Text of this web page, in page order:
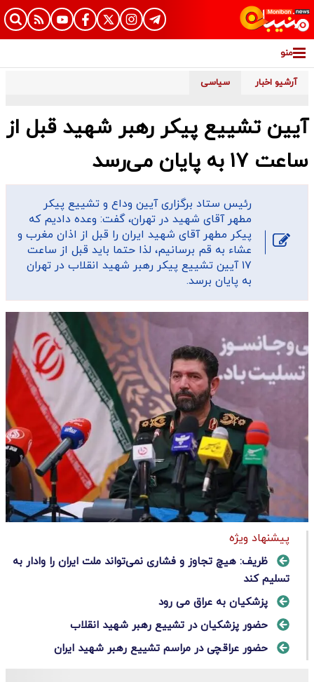
منو
آرشیو اخبار سیاسی
آیین تشییع پیکر رهبر شهید قبل از
ساعت ۱۷ به پایان می‌رسد
رئیس ستاد برگزاری آیین وداع و تشییع پیکر
مطهر آقای شهید در تهران، گفت: وعده دادیم که
پیکر مطهر آقای شهید ایران را قبل از اذان مغرب و
عشاء به قم برسانیم، لذا حتما باید قبل از ساعت
۱۷ آیین تشییع پیکر رهبر شهید انقلاب در تهران
به پایان برسد.
پیشنهاد ویژه
ظریف: هیچ تجاوز و فشاری نمی‌تواند ملت ایران را وادار به
تسلیم کند
پزشکیان به عراق می رود
حضور پزشکیان در تشییع رهبر شهید انقلاب
حضور عراقچی در مراسم تشییع رهبر شهید ایران